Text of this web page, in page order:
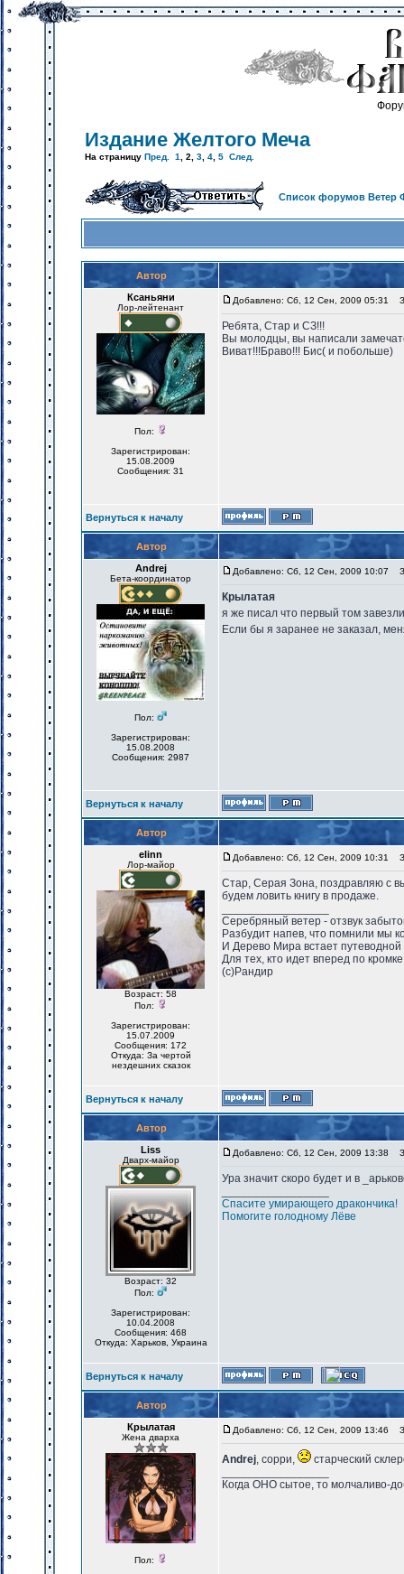
Издание Желтого Меча
На страницу Пред. 1 2 3 4 5 След.
Список форумов Ветер
Автор
Ксаньяни
Лор-лейтенант
Пол:
Зарегистрирован:
15.08.2009
Сообщения: 31
Добавлено: Сб, 12 Сен, 2009 05:31
Ребята, Стар и СЗ!!!
Вы молодцы, вы написали
Виват!!!Браво!!! Бис( и побольше)
Вернуться к началу
Автор
Andrej
Бета-координатор
Пол:
Зарегистрирован:
15.08.2008
Сообщения: 2987
Добавлено: Сб, 12 Сен, 2009 10:07
Крылатая
я же писал что первый том
Если бы я заранее не заказал,
Вернуться к началу
Автор
elinn
Лор-майор
Возраст: 58
Пол:
Зарегистрирован:
15.07.2009
Сообщения: 172
Откуда: За чертой
нездешних сказок
Добавлено: Сб, 12 Сен, 2009 10:31
Стар, Серая Зона, поздравляю с
будем ловить книгу в продаже.
Серебряный ветер - отзвук
Разбудит напев, что помнили мы
И Дерево Мира встает путеводной
Для тех, кто идет вперед по кромке
(с)Рандир
Вернуться к началу
Автор
Liss
Дварх-майор
Возраст: 32
Пол:
Зарегистрирован:
10.04.2008
Сообщения: 468
Откуда: Харьков, Украина
Добавлено: Сб, 12 Сен, 2009 13:38
Ура значит скоро будет и в
Спасите умирающего дракончика!
Помогите голодному Лёве
Вернуться к началу
Автор
Крылатая
Жена дварха
Пол:
Добавлено: Сб, 12 Сен, 2009 13:46
Andrej, сорри,
старческий
Когда ОНО сытое, то молчаливо-